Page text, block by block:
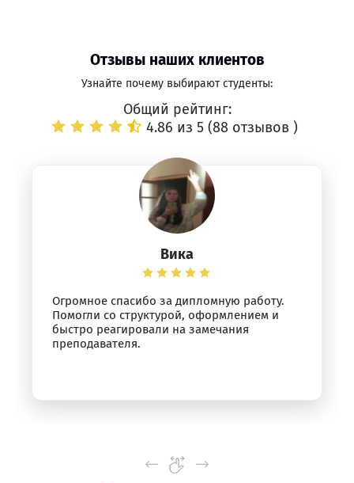
Отзывы наших клиентов
Узнайте почему выбирают студенты:
Общий рейтинг:
4.86 из 5 (88 отзывов )
Вика
Огромное спасибо за дипломную работу.
Помогли со структурой, оформлением и
быстро реагировали на замечания
преподавателя.